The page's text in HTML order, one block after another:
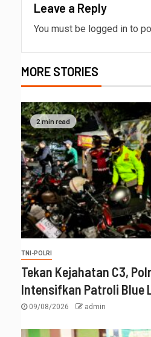
Leave a Reply
You must be logged in to
MORE STORIES
2 min read
TNI-POLRI
Tekan Kejahatan C3,
Intensifkan Patroli Blue
09/08/2026 admin